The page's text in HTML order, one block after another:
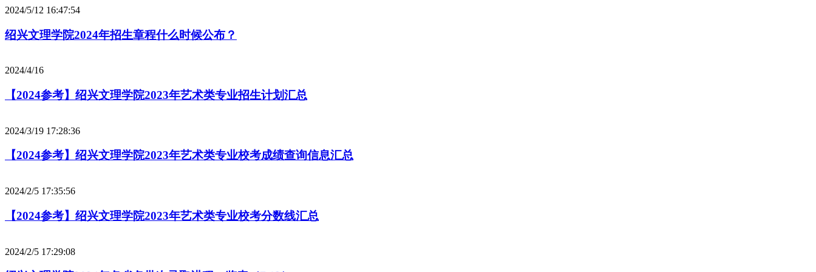
2024/5/12 16:47:54
绍兴文理学院2024年招生章程什么时候公布？
2024/4/16
【2024参考】绍兴文理学院2023年艺术类专业招生计划汇总
2024/3/19 17:28:36
【2024参考】绍兴文理学院2023年艺术类专业校考成绩查询信息汇总
2024/2/5 17:35:56
【2024参考】绍兴文理学院2023年艺术类专业校考分数线汇总
2024/2/5 17:29:08